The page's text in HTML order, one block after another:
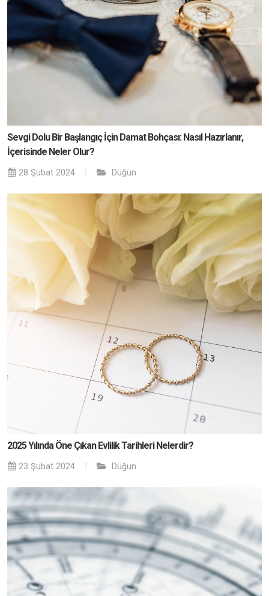
Sevgi Dolu Bir Başlangıç İçin Damat Bohçası: Nasıl Hazırlanır,
İçerisinde Neler Olur?
28 Şubat 2024 Düğün
2025 Yılında Öne Çıkan Evlilik Tarihleri Nelerdir?
23 Şubat 2024 Düğün